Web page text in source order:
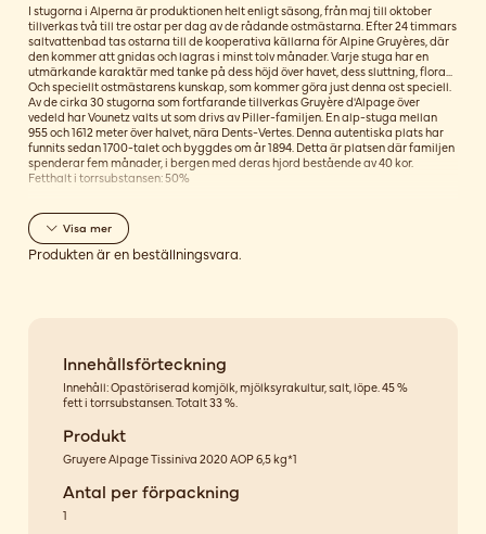
I stugorna i Alperna är produktionen helt enligt säsong, från maj till oktober
tillverkas två till tre ostar per dag av de rådande ostmästarna. Efter 24 timmars
saltvattenbad tas ostarna till de kooperativa källarna för Alpine Gruyères, där
den kommer att gnidas och lagras i minst tolv månader. Varje stuga har en
utmärkande karaktär med tanke på dess höjd över havet, dess sluttning, flora...
Och speciellt ostmästarens kunskap, som kommer göra just denna ost speciell.
Av de cirka 30 stugorna som fortfarande tillverkas Gruyère d'Alpage över
vedeld har Vounetz valts ut som drivs av Piller-familjen. En alp-stuga mellan
955 och 1612 meter över halvet, nära Dents-Vertes. Denna autentiska plats har
funnits sedan 1700-talet och byggdes om år 1894. Detta är platsen där familjen
spenderar fem månader, i bergen med deras hjord bestående av 40 kor.
Fetthalt i torrsubstansen: 50%
Visamer
Produkten är en beställningsvara.
Innehållsförteckning
Innehåll: Opastöriserad komjölk, mjölksyrakultur, salt, löpe. 45 %
fett i torrsubstansen. Totalt 33 %.
Produkt
Gruyere Alpage Tissiniva 2020 AOP 6,5 kg*1
Antal per förpackning
1